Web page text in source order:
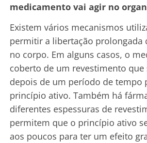
medicamento vai agir no
Existem vários mecanismos
permitir a libertação prolongada
no corpo. Em alguns casos, o
coberto de um revestimento que
depois de um período de tempo
princípio ativo. Também há
diferentes espessuras de
permitem que o princípio ativo
aos poucos para ter um efeito